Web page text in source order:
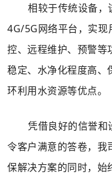
入
使
用
相较于传统设备，
4G/5G网络平台，实现
控、远程维护、预警等
稳定、水净化程度高、
环利用水资源等优点。
凭借良好的信誉和
令客户满意的答卷，我
保解决方案的同时，始